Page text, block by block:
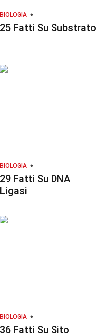
BIOLOGIA
25 Fatti Su Substrato
BIOLOGIA
29 Fatti Su DNA
Ligasi
BIOLOGIA
36 Fatti Su Sito